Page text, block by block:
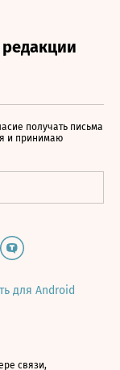
получать письма
и принимаю
для Android
связи,